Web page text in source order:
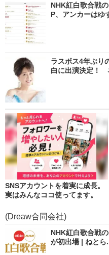
NHK紅白歌合戦
P、アンカーはゆ
ラスボス4年ぶ
白に出演決定！
SNSアカウントを着実に成長。
実はみんなココ使ってます。
(Dreaw合同会社)
NHK紅白歌合戦
が初出場 | ねとら